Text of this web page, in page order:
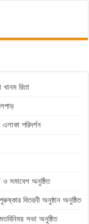
রিতা
পরিদর্শন
ও সমাবেশ অনুষ্ঠিত
বিতরনী অনুষ্ঠান অনুষ্ঠিত
সভা অনুষ্ঠিত